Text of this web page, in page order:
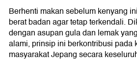
Berhenti makan sebelum kenyang
berat badan agar tetap terkendali.
dengan asupan gula dan lemak
alami, prinsip ini berkontribusi pada
masyarakat Jepang secara